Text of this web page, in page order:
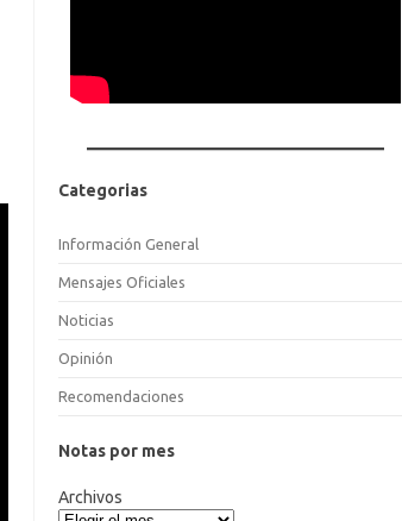
Categorias
Información General
Mensajes Oficiales
Noticias
Opinión
Recomendaciones
Notas por mes
Archivos